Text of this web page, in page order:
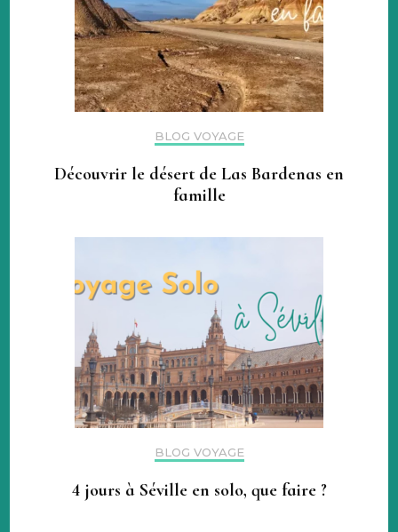
BLOG VOYAGE
Découvrir le désert de Las Bardenas en
famille
BLOG VOYAGE
4 jours à Séville en solo, que faire ?